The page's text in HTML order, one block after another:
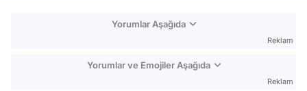
Yorumlar Aşağıda
Reklam
Yorumlar ve Emojiler Aşağıda
Reklam